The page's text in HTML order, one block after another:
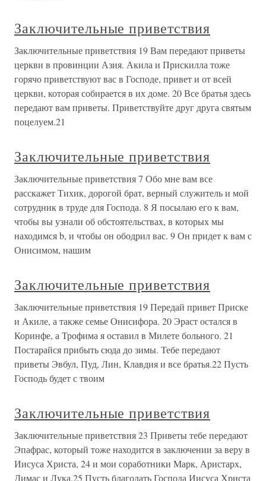
Заключительные приветствия
Заключительные приветствия 19 Вам передают приветы
церкви в провинции Азия. Акила и Прискилла тоже
горячо приветствуют вас в Господе, привет и от всей
церкви, которая собирается в их доме. 20 Все братья здесь
передают вам приветы. Приветствуйте друг друга святым
поцелуем.21
Заключительные приветствия
Заключительные приветствия 7 Обо мне вам все
расскажет Тихик, дорогой брат, верный служитель и мой
сотрудник в труде для Господа. 8 Я посылаю его к вам,
чтобы вы узнали об обстоятельствах, в которых мы
находимся b, и чтобы он ободрил вас. 9 Он придет к вам с
Онисимом, нашим
Заключительные приветствия
Заключительные приветствия 19 Передай привет Приске
и Акиле, а также семье Онисифора. 20 Эраст остался в
Коринфе, а Трофима я оставил в Милете больного. 21
Постарайся прибыть сюда до зимы. Тебе передают
приветы Эвбул, Пуд, Лин, Клавдия и все братья.22 Пусть
Господь будет с твоим
Заключительные приветствия
Заключительные приветствия 23 Приветы тебе передают
Эпафрас, который тоже находится в заключении за веру в
Иисуса Христа, 24 и мои соработники Марк, Аристарх,
Димас и Лука.25 Пусть благодать Господа Иисуса Христа